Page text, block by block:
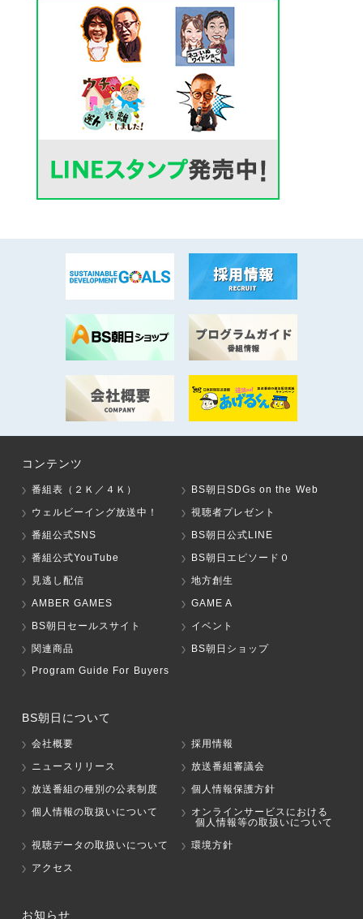
コンテンツ
番組表（２Ｋ／４Ｋ）
BS朝日SDGs on the Web
ウェルビーイング放送中！
視聴者プレゼント
番組公式SNS
BS朝日公式LINE
番組公式YouTube
BS朝日エピソード０
見逃し配信
地方創生
AMBER GAMES
GAME A
BS朝日セールスサイト
イベント
関連商品
BS朝日ショップ
Program Guide For Buyers
BS朝日について
会社概要
採用情報
ニュースリリース
放送番組審議会
放送番組の種別の公表制度
個人情報保護方針
個人情報の取扱いについて
オンラインサービスにおける
個人情報等の取扱いについて
視聴データの取扱いについて
環境方針
アクセス
お知らせ